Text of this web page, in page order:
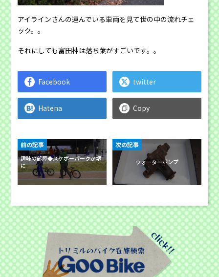
アイラインさんの運んでいる車両を見て世の中の流れチェ
ック。。
それにしても富田林は落ち葉がすごいです。。
Facebook twitter
Hatena Copy
趣味の部屋◆スケボーパークが堺
に
前の記事
ウォーターポンプ
次の記事